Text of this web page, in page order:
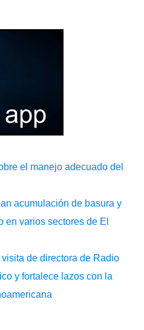
el manejo adecuado del
acumulación de basura y
en varios sectores de El
de directora de Radio
y fortalece lazos con la